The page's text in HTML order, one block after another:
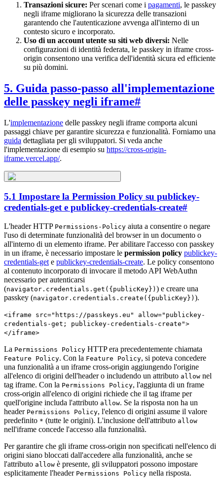
Transazioni sicure: Per scenari come i pagamenti, le passkey
negli iframe migliorano la sicurezza delle transazioni
garantendo che l'autenticazione avvenga all'interno di un
contesto sicuro e incorporato.
Uso di un account utente su siti web diversi: Nelle
configurazioni di identità federata, le passkey in iframe cross-
origin consentono una verifica dell'identità sicura ed efficiente
su più domini.
5. Guida passo-passo all'implementazione
delle passkey negli iframe#
L'implementazione delle passkey negli iframe comporta alcuni
passaggi chiave per garantire sicurezza e funzionalità. Forniamo una
guida dettagliata per gli sviluppatori. Si veda anche
l'implementazione di esempio su https://cross-origin-
iframe.vercel.app/.
5.1 Impostare la Permission Policy su publickey-
credentials-get e publickey-credentials-create#
L'header HTTP Permissions-Policy aiuta a consentire o negare
l'uso di determinate funzionalità del browser in un documento o
all'interno di un elemento iframe. Per abilitare l'accesso con passkey
in un iframe, è necessario impostare le permission policy publickey-
credentials-get e publickey-credentials-create. Le policy consentono
al contenuto incorporato di invocare il metodo API WebAuthn
necessario per autenticarsi
(navigator.credentials.get({publicKey}) ) e creare una
passkey (navigator.credentials.create({publicKey}) ).
<iframe src="https://passkeys.eu" allow="publickey-
credentials-get; publickey-credentials-create">
</iframe>
La Permissions Policy HTTP era precedentemente chiamata
Feature Policy. Con la Feature Policy, si poteva concedere
una funzionalità a un iframe cross-origin aggiungendo l'origine
all'elenco di origini dell'header o includendo un attributo allow nel
tag iframe. Con la Permissions Policy, l'aggiunta di un frame
cross-origin all'elenco di origini richiede che il tag iframe per
quell'origine includa l'attributo allow. Se la risposta non ha un
header Permissions Policy, l'elenco di origini assume il valore
predefinito * (tutte le origini). L'inclusione dell'attributo allow
nell'iframe concede l'accesso alla funzionalità.
Per garantire che gli iframe cross-origin non specificati nell'elenco di
origini siano bloccati dall'accedere alla funzionalità, anche se
l'attributo allow è presente, gli sviluppatori possono impostare
esplicitamente l'header Permissions Policy nella risposta.